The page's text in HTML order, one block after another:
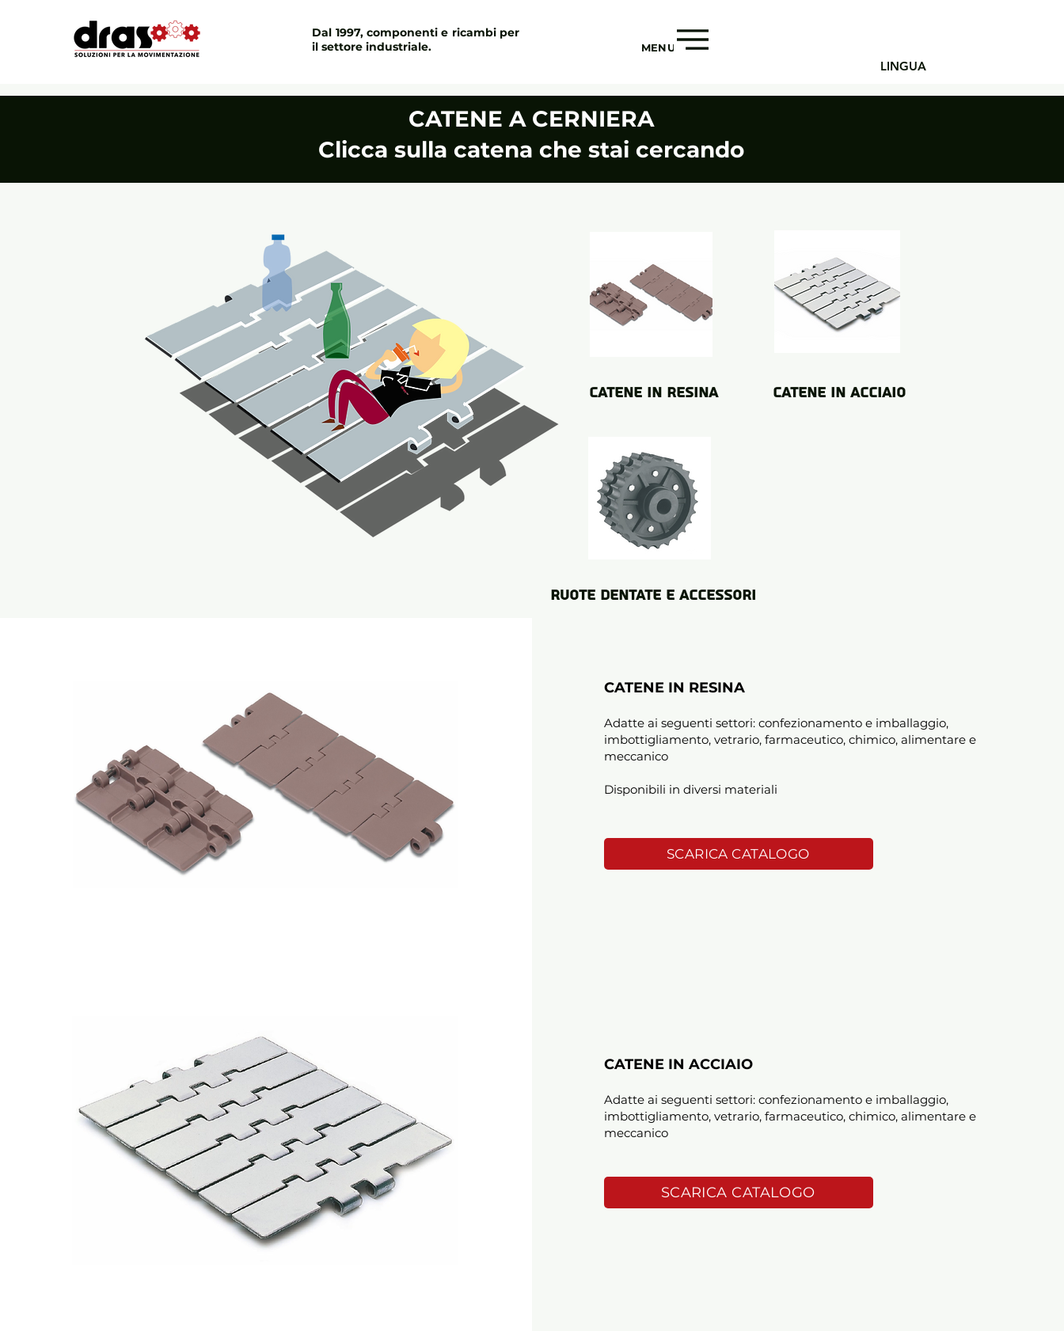
Dal 1997, componenti e ricambi per
il settore industriale.
MENU
LINGUA
CATENE A CERNIERA
Clicca sulla catena che stai cercando
catene in resina catene in acciaio
ruote dentate e accessori
CATENE IN RESINA
Adatte ai seguenti settori: confezionamento e imballaggio,
imbottigliamento, vetrario, farmaceutico, chimico, alimentare e
meccanico
Disponibili in diversi materiali
SCARICA CATALOGO
CATENE IN ACCIAIO
Adatte ai seguenti settori: confezionamento e imballaggio,
imbottigliamento, vetrario, farmaceutico, chimico, alimentare e
meccanico
SCARICA CATALOGO